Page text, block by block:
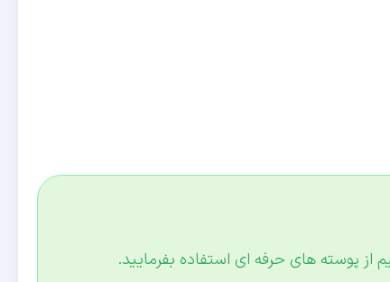
از پوسته های حرفه ای استفاده بفرمایید.